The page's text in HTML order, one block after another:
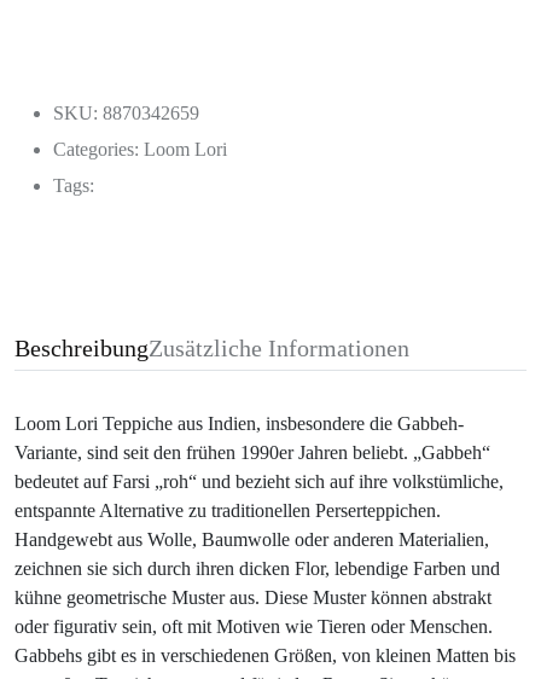
SKU: 8870342659
Categories: Loom Lori
Tags:
BeschreibungZusätzliche Informationen
Loom Lori Teppiche aus Indien, insbesondere die Gabbeh-
Variante, sind seit den frühen 1990er Jahren beliebt. „Gabbeh“
bedeutet auf Farsi „roh“ und bezieht sich auf ihre volkstümliche,
entspannte Alternative zu traditionellen Perserteppichen.
Handgewebt aus Wolle, Baumwolle oder anderen Materialien,
zeichnen sie sich durch ihren dicken Flor, lebendige Farben und
kühne geometrische Muster aus. Diese Muster können abstrakt
oder figurativ sein, oft mit Motiven wie Tieren oder Menschen.
Gabbehs gibt es in verschiedenen Größen, von kleinen Matten bis